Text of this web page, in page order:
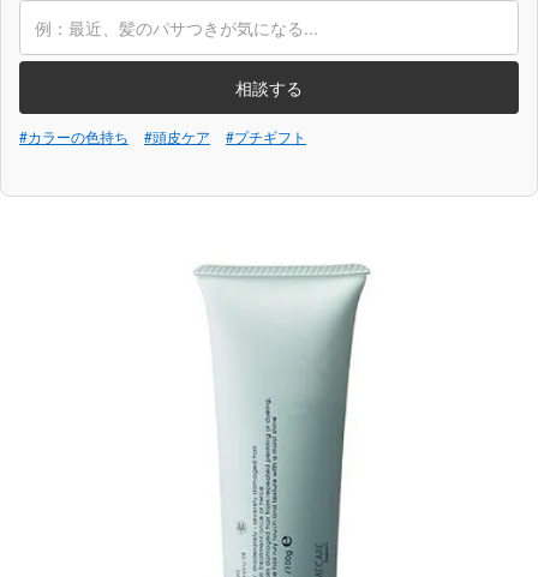
相談する
#カラーの色持ち #頭皮ケア #プチギフト